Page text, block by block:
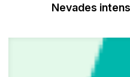
Nevades